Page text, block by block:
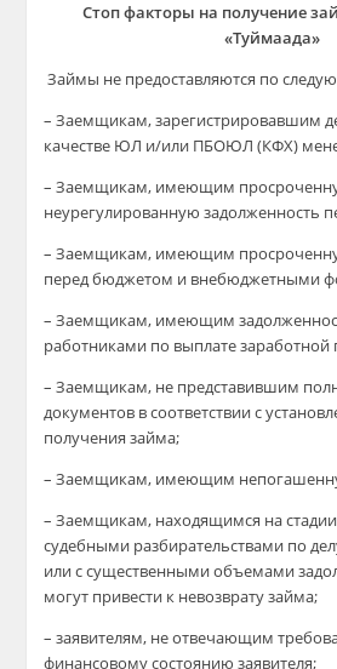
Стоп факторы на получение
«Туймаада»
Займы не предоставляются по
– Заемщикам, зарегистрировавшим
качестве ЮЛ и/или ПБОЮЛ (КФХ)
– Заемщикам, имеющим
неурегулированную задолженность
– Заемщикам, имеющим
перед бюджетом и внебюджетными
– Заемщикам, имеющим
работниками по выплате заработной
– Заемщикам, не представившим
документов в соответствии с
получения займа;
– Заемщикам, имеющим
– Заемщикам, находящимся на
судебными разбирательствами по
или с существенными объемами
могут привести к невозврату займа;
– заявителям, не отвечающим
финансовому состоянию заявителя;